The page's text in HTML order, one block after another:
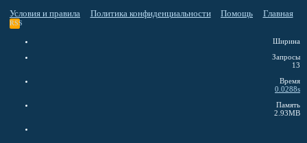
Условия и правила Политика конфиденциальности Помощь Главная
RSS
Ширина
Запросы
13
Время
0.0288s
Память
2.93MB